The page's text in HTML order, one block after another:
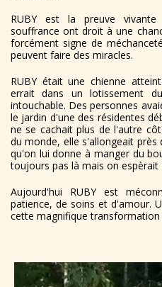
RUBY est la preuve
souffrance ont droit à une
forcément signe de
peuvent faire des miracles.
RUBY était une chienne
errait dans un lotissement
intouchable. Des personnes
le jardin d'une des résidentes
ne se cachait plus de l'autre
du monde, elle s'allongeait
qu'on lui donne à manger du
toujours pas là mais on
Aujourd'hui RUBY est
patience, de soins et d'amour.
cette magnifique